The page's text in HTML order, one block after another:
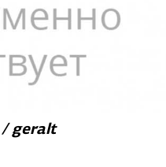
geralt